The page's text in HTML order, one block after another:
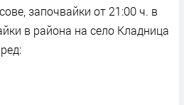
започвайки от 21:00 ч. в
в района на село Кладница